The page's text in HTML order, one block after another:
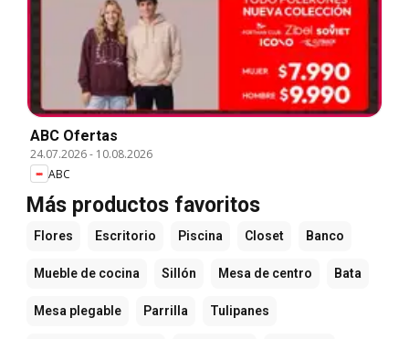
ABC Ofertas
24.07.2026- 10.08.2026
ABC
Más productos favoritos
Flores Escritorio Piscina Closet Banco
Mueble de cocina Sillón Mesa de centro Bata
Mesa plegable Parrilla Tulipanes